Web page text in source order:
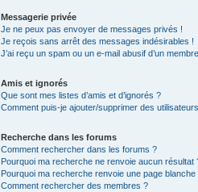
Messagerie privée
Je ne peux pas envoyer de messages privés !
Je reçois sans arrêt des messages indésirables !
J’ai reçu un spam ou un e-mail abusif d’un
Amis et ignorés
Que sont mes listes d’amis et d’ignorés ?
Comment puis-je ajouter/supprimer des
Recherche dans les forums
Comment rechercher dans les forums ?
Pourquoi ma recherche ne renvoie aucun résultat
Pourquoi ma recherche renvoie une page blanche
Comment rechercher des membres ?